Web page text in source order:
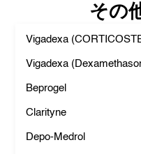
その
Vigadexa
Vigadexa
Beprogel
Clarityne
Depo-Medrol